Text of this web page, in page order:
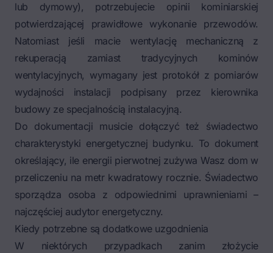
lub dymowy), potrzebujecie opinii kominiarskiej
potwierdzającej prawidłowe wykonanie przewodów.
Natomiast jeśli macie wentylację mechaniczną z
rekuperacją zamiast tradycyjnych kominów
wentylacyjnych, wymagany jest protokół z pomiarów
wydajności instalacji podpisany przez kierownika
budowy ze specjalnością instalacyjną.
Do dokumentacji musicie dołączyć też świadectwo
charakterystyki energetycznej budynku. To dokument
określający, ile energii pierwotnej zużywa Wasz dom w
przeliczeniu na metr kwadratowy rocznie. Świadectwo
sporządza osoba z odpowiednimi uprawnieniami –
najczęściej audytor energetyczny.
Kiedy potrzebne są dodatkowe uzgodnienia
W niektórych przypadkach zanim złożycie